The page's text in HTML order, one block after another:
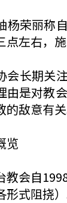
杨荣丽称
点左右，
会长期关
由是对教
敌意有关
览
教会自
式阻挠）